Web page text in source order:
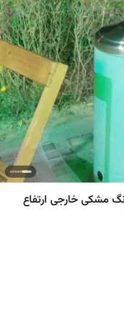
مشکی خارجی ارتفاع